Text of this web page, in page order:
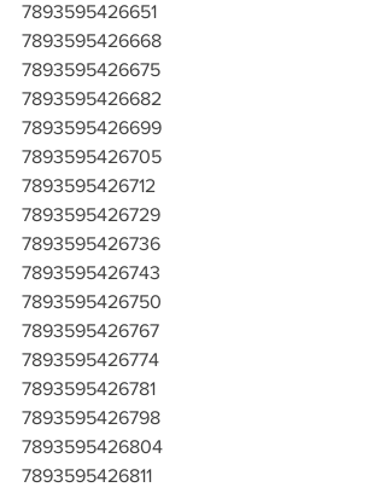
7893595426651
7893595426668
7893595426675
7893595426682
7893595426699
7893595426705
7893595426712
7893595426729
7893595426736
7893595426743
7893595426750
7893595426767
7893595426774
7893595426781
7893595426798
7893595426804
7893595426811